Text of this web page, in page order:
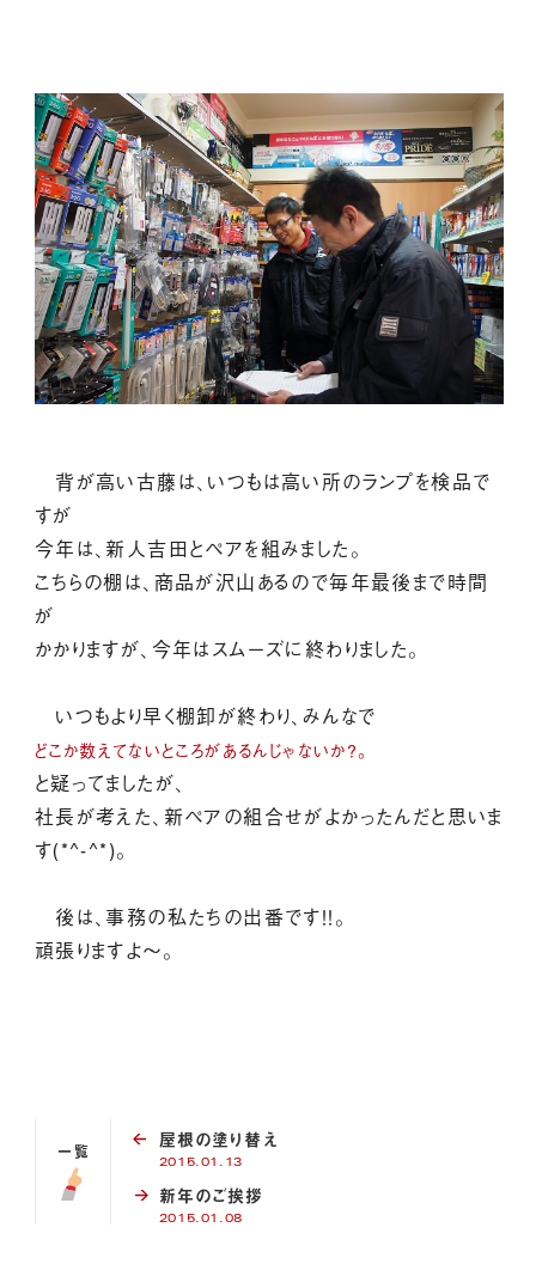
背が高い古藤は、いつもは高い所のランプを検品で
すが
今年は、新人吉田とペアを組みました。
こちらの棚は、商品が沢山あるので毎年最後まで時間
が
かかりますが、今年はスムーズに終わりました。
いつもより早く棚卸が終わり、みんなで
どこか数えてないところがあるんじゃないか？。
と疑ってましたが、
社長が考えた、新ペアの組合せがよかったんだと思いま
す(*^-^*)。
後は、事務の私たちの出番です！！。
頑張りますよ～。
一覧 屋根の塗り替え
2015.01.13
新年のご挨拶
2015.01.08